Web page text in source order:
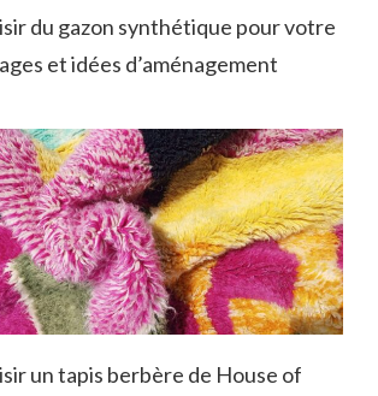
du gazon synthétique pour votre
et idées d’aménagement
un tapis berbère de House of